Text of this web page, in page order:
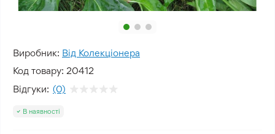
Виробник: Від Колекціонера
Код товару: 20412
Відгуки: (0)
В наявності